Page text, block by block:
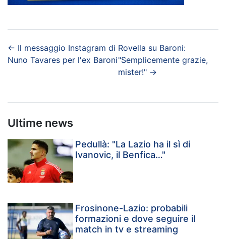
← Il messaggio Instagram di
Nuno Tavares per l'ex Baroni
Rovella su Baroni:
"Semplicemente grazie,
mister!"→
Ultime news
Pedullà: "La Lazio ha il sì di
Ivanovic, il Benfica…"
Frosinone-Lazio: probabili
formazioni e dove seguire il
match in tv e streaming